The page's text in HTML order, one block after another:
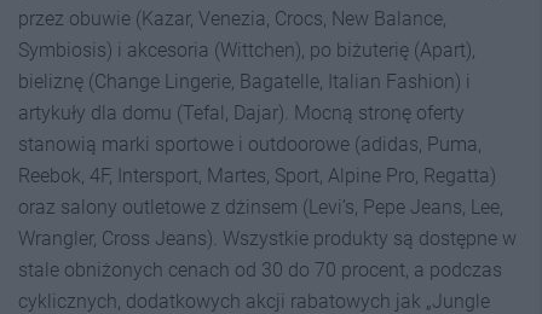
przez obuwie (Kazar, Venezia, Crocs, New Balance,
Symbiosis) i akcesoria (Wittchen), po biżuterię (Apart),
bieliznę (Change Lingerie, Bagatelle, Italian Fashion) i
artykuły dla domu (Tefal, Dajar). Mocną stronę oferty
stanowią marki sportowe i outdoorowe (adidas, Puma,
Reebok, 4F, Intersport, Martes, Sport, Alpine Pro, Regatta)
oraz salony outletowe z dżinsem (Levi’s, Pepe Jeans, Lee,
Wrangler, Cross Jeans). Wszystkie produkty są dostępne w
stale obniżonych cenach od 30 do 70 procent, a podczas
cyklicznych, dodatkowych akcji rabatowych jak „Jungle